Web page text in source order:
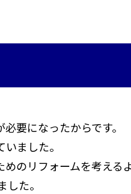
要になったからです。
ました。
のリフォームを考える
た。